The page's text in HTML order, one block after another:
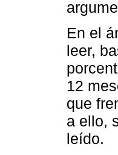
En el
leer,
12
que
a ello,
leído.